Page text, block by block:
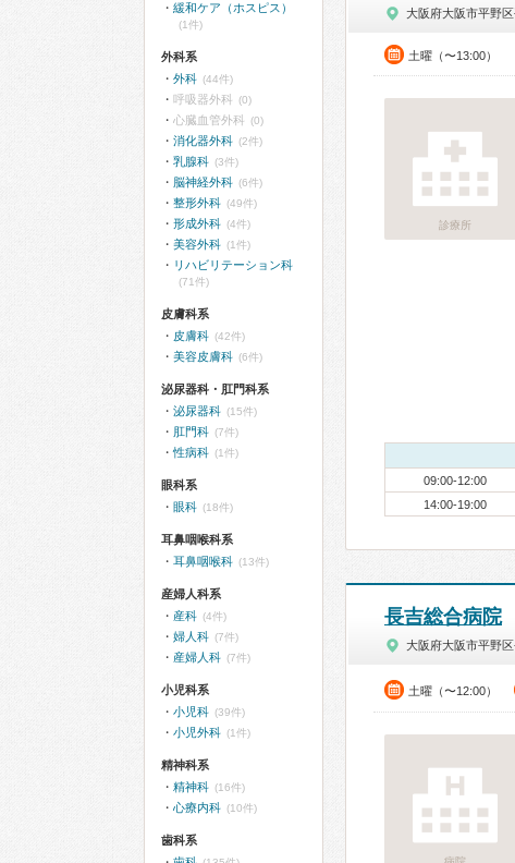
大阪府大阪市平野
土曜（〜13:00）
診療所
09:00-12:00
14:00-19:00
長吉総合病院
大阪府大阪市平野
土曜（〜12:00）
緩和ケア（ホスピス）
(1件)
外科系
外科 (44件)
呼吸器外科 (0)
心臓血管外科 (0)
消化器外科 (2件)
乳腺科 (3件)
脳神経外科 (6件)
整形外科 (49件)
形成外科 (4件)
美容外科 (1件)
リハビリテーション科
(71件)
皮膚科系
皮膚科 (42件)
美容皮膚科 (6件)
泌尿器科・肛門科系
泌尿器科 (15件)
肛門科 (7件)
性病科 (1件)
眼科系
眼科 (18件)
耳鼻咽喉科系
耳鼻咽喉科 (13件)
産婦人科系
産科 (4件)
婦人科 (7件)
産婦人科 (7件)
小児科系
小児科 (39件)
小児外科 (1件)
精神科系
精神科 (16件)
心療内科 (10件)
歯科系